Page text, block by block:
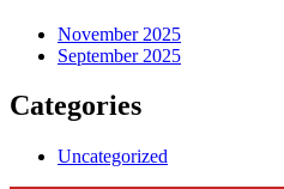
November 2025
September 2025
Categories
Uncategorized